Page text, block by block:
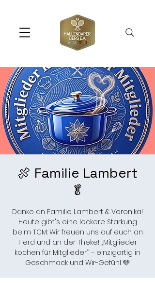
🍖 Familie Lambert
🥬
Danke an Familie Lambert & Veronika!
Heute gibt's eine leckere Stärkung
beim TCM: Wir freuen uns auf euch an
Herd und an der Theke! „Mitglieder
kochen für Mitglieder“ – einzigartig in
Geschmack und Wir-Gefühl 🩵